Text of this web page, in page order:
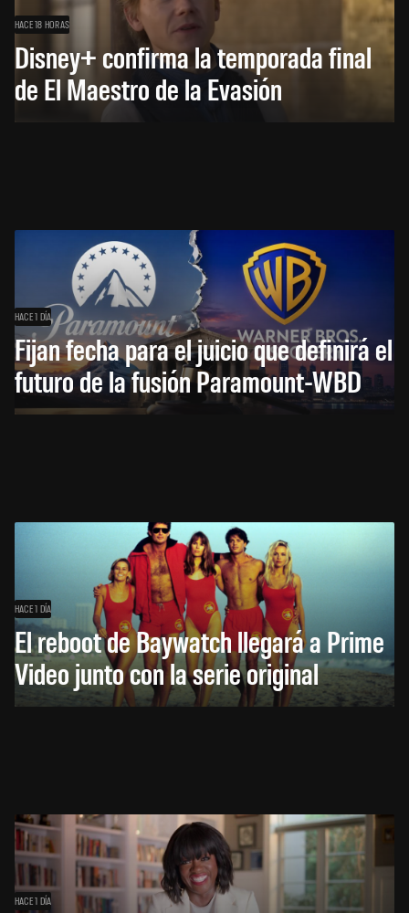
HACE 18 HORAS
Disney+ confirma la temporada final
de El Maestro de la Evasión
HACE 1 DÍA
Fijan fecha para el juicio que definirá el
futuro de la fusión Paramount-WBD
HACE 1 DÍA
El reboot de Baywatch llegará a Prime
Video junto con la serie original
HACE 1 DÍA